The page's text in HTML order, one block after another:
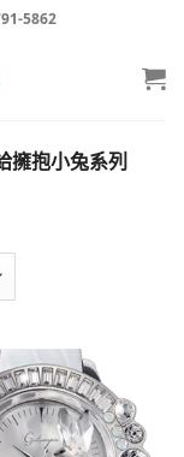
5862
擁抱小兔系列